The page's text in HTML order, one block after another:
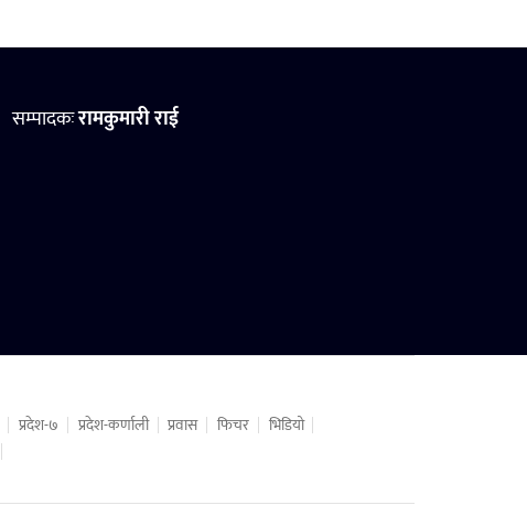
सम्पादकःरामकुमारी राई
प्रदेश-७ प्रदेश-कर्णाली प्रवास फिचर
भिडियो